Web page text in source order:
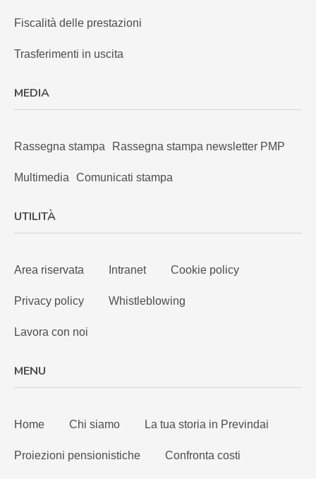
Fiscalità delle prestazioni
Trasferimenti in uscita
MEDIA
Rassegna stampa Rassegna stampa newsletter PMP
Multimedia Comunicati stampa
UTILITÀ
Area riservata Intranet Cookie policy
Privacy policy Whistleblowing
Lavora con noi
MENU
Home Chi siamo La tua storia in Previndai
Proiezioni pensionistiche Confronta costi